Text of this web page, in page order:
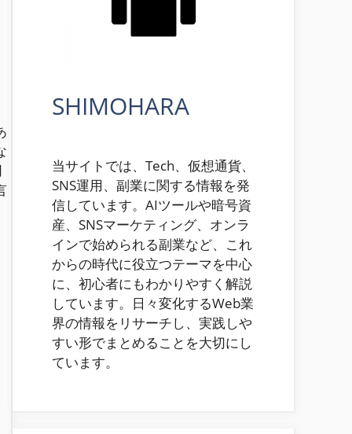
SHIMOHARA
当サイトでは、Tech、仮想通貨、
SNS運用、副業に関する情報を発
信しています。AIツールや暗号資
産、SNSマーケティング、オンラ
インで始められる副業など、これ
からの時代に役立つテーマを中心
に、初心者にもわかりやすく解説
しています。日々変化するWeb業
界の情報をリサーチし、実践しや
すい形でまとめることを大切にし
ています。